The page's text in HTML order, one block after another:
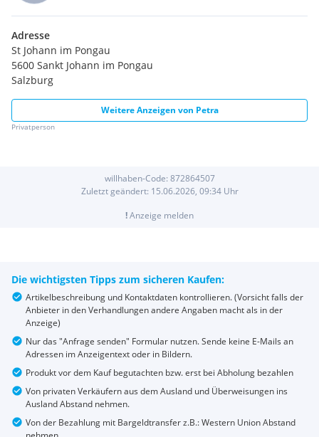
Adresse
St Johann im Pongau
5600 Sankt Johann im Pongau
Salzburg
Weitere Anzeigen von Petra
Privatperson
willhaben-Code: 872864507
Zuletzt geändert: 15.06.2026, 09:34Uhr
!Anzeige melden
Die wichtigsten Tipps zum sicheren Kaufen:
Artikelbeschreibung und Kontaktdaten kontrollieren. (Vorsicht falls der
Anbieter in den Verhandlungen andere Angaben macht als in der
Anzeige)
Nur das "Anfrage senden" Formular nutzen. Sende keine E-Mails an
Adressen im Anzeigentext oder in Bildern.
Produkt vor dem Kauf begutachten bzw. erst bei Abholung bezahlen
Von privaten Verkäufern aus dem Ausland und Überweisungen ins
Ausland Abstand nehmen.
Von der Bezahlung mit Bargeldtransfer z.B.: Western Union Abstand